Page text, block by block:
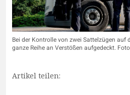
Bei der Kontrolle von zwei Sattelzügen auf
ganze Reihe an Verstößen aufgedeckt.
Artikel teilen: